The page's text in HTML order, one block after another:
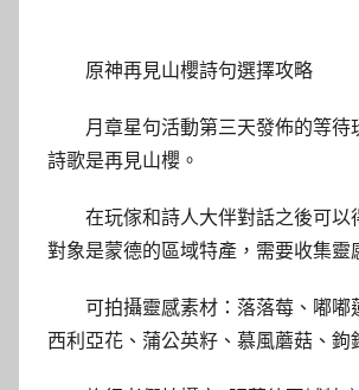
原神再見山櫻詩句選擇攻略
月章星句活動第三天發佈的等待
詩歌是再見山櫻。
在玩傢和詩人大伴對話之後可以
對象是蒙德的區域特產，需要收集靈
可拍攝靈感素材：落落莓、嘟嘟
西利亞花、蒲公英籽、慕風蘑菇、鉤